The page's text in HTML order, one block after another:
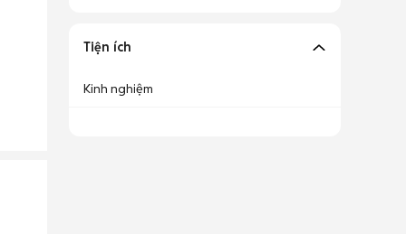
Tiện ích
Kinh nghiệm